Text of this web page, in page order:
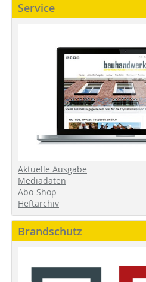
Service
Aktuelle Ausgabe
Mediadaten
Abo-Shop
Heftarchiv
Brandschutz